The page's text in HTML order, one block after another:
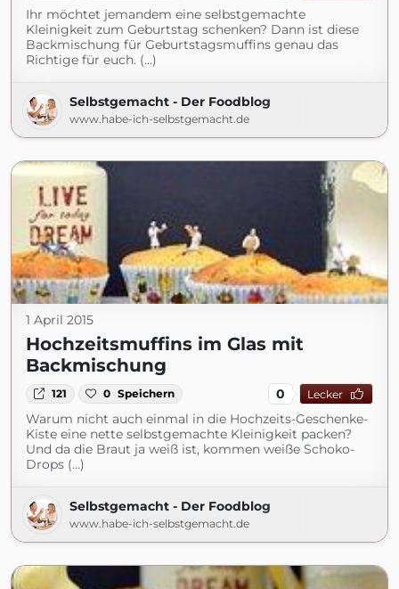
Ihr möchtet jemandem eine selbstgemachte
Kleinigkeit zum Geburtstag schenken? Dann ist diese
Backmischung für Geburtstagsmuffins genau das
Richtige für euch. (...)
Selbstgemacht - Der Foodblog
www.habe-ich-selbstgemacht.de
1 April 2015
Hochzeitsmuffins im Glas mit
Backmischung
121 0 Speichern 0 Lecker
Warum nicht auch einmal in die Hochzeits-Geschenke-
Kiste eine nette selbstgemachte Kleinigkeit packen?
Und da die Braut ja weiß ist, kommen weiße Schoko-
Drops (...)
Selbstgemacht - Der Foodblog
www.habe-ich-selbstgemacht.de